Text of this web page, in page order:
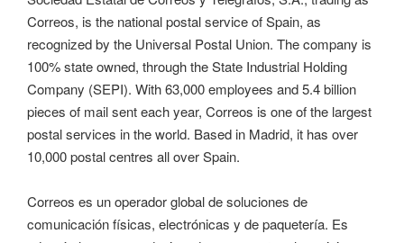
Correos, is the national postal service of Spain, as
recognized by the Universal Postal Union. The company is
100% state owned, through the State Industrial Holding
Company (SEPI). With 63,000 employees and 5.4 billion
pieces of mail sent each year, Correos is one of the largest
postal services in the world. Based in Madrid, it has over
10,000 postal centres all over Spain.
Correos es un operador global de soluciones de
comunicación físicas, electrónicas y de paquetería. Es